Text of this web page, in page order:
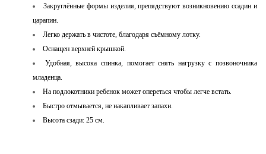
Закруглённые формы изделия, препядствуют возникновению ссадин и
царапин.
Легко держать в чистоте, благодаря съёмному лотку.
Оснащен верхней крышкой.
Удобная, высока спинка, помогает снять нагрузку с позвоночника
младенца.
На подлокотники ребенок может опереться чтобы легче встать.
Быстро отмывается, не накапливает запахи.
Высота сзади: 25 см.